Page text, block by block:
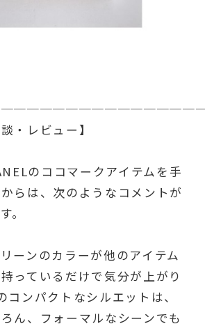
・レビュー】
のココマークアイテムを手
らは、次のようなコメントが
。
ーンのカラーが他のアイテム
っているだけで気分が上がり
コンパクトなシルエットは、
ん、フォーマルなシーンでも